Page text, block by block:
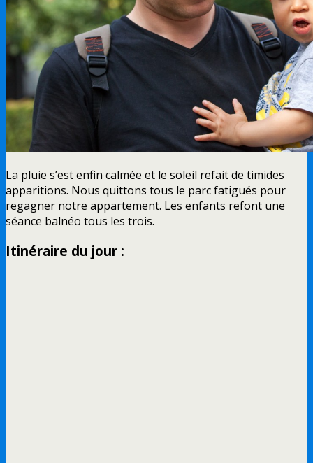
La pluie s’est enfin calmée et le soleil refait de timides
apparitions. Nous quittons tous le parc fatigués pour
regagner notre appartement. Les enfants refont une
séance balnéo tous les trois.
Itinéraire du jour :